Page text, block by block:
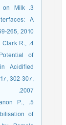
on Milk
A
265, 2010.
Clark R.,
of
Acidified
302-307,
2007.
P.,
of